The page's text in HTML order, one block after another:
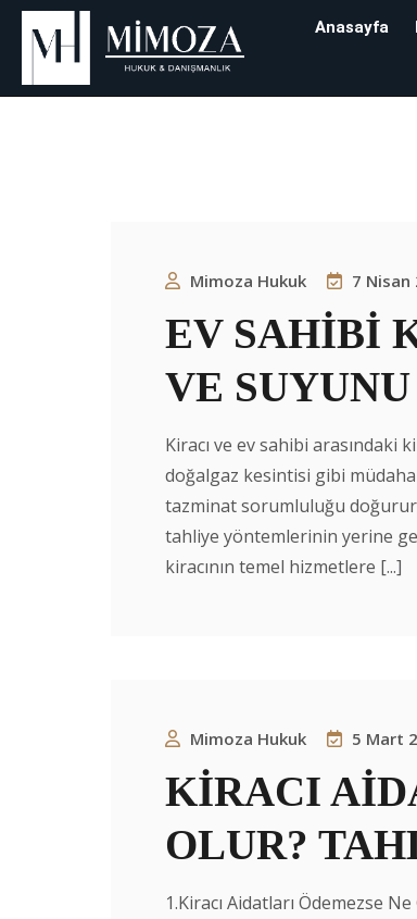
Anasayfa
Mimoza Hukuk 7 Nisan
EV SAHİBİ
VE
Kiracı ve ev sahibi arasındaki
doğalgaz kesintisi gibi
tazminat sorumluluğu
tahliye yöntemlerinin yerine
kiracının temel hizmetlere [...]
Mimoza Hukuk 5 Mart
KİRACI
OLUR?
1.Kiracı Aidatları Ödemezse